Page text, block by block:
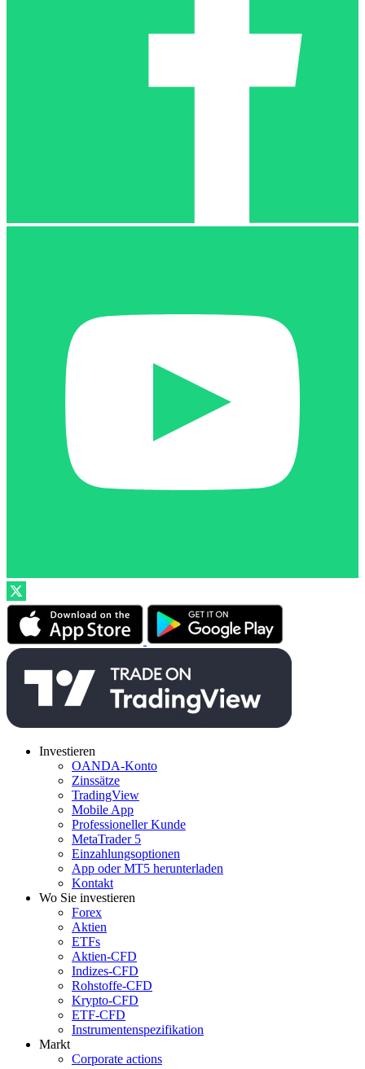
Investieren
OANDA-Konto
Zinssätze
TradingView
Mobile App
Professioneller Kunde
MetaTrader 5
Einzahlungsoptionen
App oder MT5 herunterladen
Kontakt
Wo Sie investieren
Forex
Aktien
ETFs
Aktien-CFD
Indizes-CFD
Rohstoffe-CFD
Krypto-CFD
ETF-CFD
Instrumentenspezifikation
Markt
Corporate actions